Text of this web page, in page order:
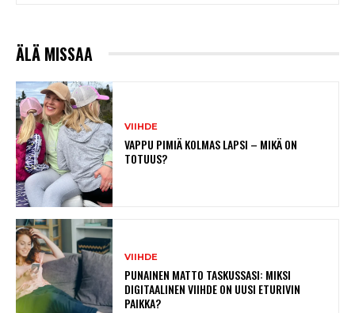
ÄLÄ MISSAA
VIIHDE
VAPPU PIMIÄ KOLMAS LAPSI – MIKÄ ON
TOTUUS?
VIIHDE
PUNAINEN MATTO TASKUSSASI: MIKSI
DIGITAALINEN VIIHDE ON UUSI ETURIVIN
PAIKKA?